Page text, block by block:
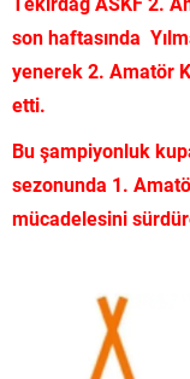
son haftasında
yenerek 2. Amatör
etti.
Bu şampiyonluk
sezonunda 1.
mücadelesini